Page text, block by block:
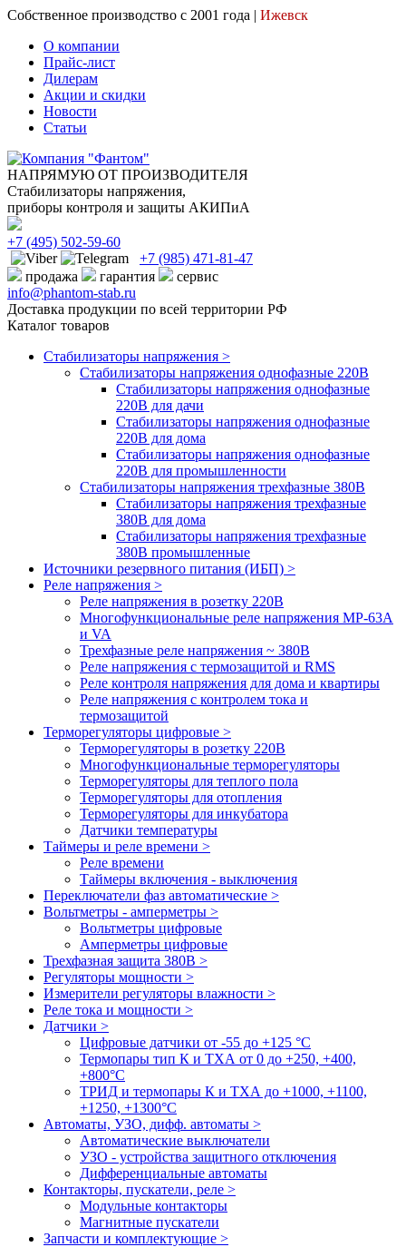
Собственное производство с 2001 года | Ижевск
О компании
Прайс-лист
Дилерам
Акции и скидки
Новости
Статьи
НАПРЯМУЮ ОТ ПРОИЗВОДИТЕЛЯ
Стабилизаторы напряжения,
приборы контроля и защиты АКИПиА
+7 (495) 502-59-60
+7 (985) 471-81-47
продажа
гарантия
сервис
info@phantom-stab.ru
Доставка продукции по всей территории РФ
Каталог товаров
Стабилизаторы напряжения >
Cтабилизаторы напряжения однофазные 220В
Стабилизаторы напряжения однофазные
220В для дачи
Стабилизаторы напряжения однофазные
220В для дома
Стабилизаторы напряжения однофазные
220В для промышленности
Стабилизаторы напряжения трехфазные 380В
Cтабилизаторы напряжения трехфазные
380В для дома
Стабилизаторы напряжения трехфазные
380В промышленные
Источники резервного питания (ИБП) >
Реле напряжения >
Реле напряжения в розетку 220В
Многофункциональные реле напряжения МР-63А
и VA
Трехфазные реле напряжения ~ 380В
Реле напряжения с термозащитой и RMS
Реле контроля напряжения для дома и квартиры
Реле напряжения с контролем тока и
термозащитой
Терморегуляторы цифровые >
Терморегуляторы в розетку 220В
Многофункциональные терморегуляторы
Терморегуляторы для теплого пола
Терморегуляторы для отопления
Терморегуляторы для инкубатора
Датчики температуры
Таймеры и реле времени >
Реле времени
Таймеры включения - выключения
Переключатели фаз автоматические >
Вольтметры - амперметры >
Вольтметры цифровые
Амперметры цифровые
Трехфазная защита 380В >
Регуляторы мощности >
Измерители регуляторы влажности >
Реле тока и мощности >
Датчики >
Цифровые датчики от -55 до +125 °С
Термопары тип К и ТХА от 0 до +250, +400,
+800°C
ТРИД и термопары К и ТХА до +1000, +1100,
+1250, +1300°C
Автоматы, УЗО, дифф. автоматы >
Автоматические выключатели
УЗО - устройства защитного отключения
Дифференциальные автоматы
Контакторы, пускатели, реле >
Модульные контакторы
Магнитные пускатели
Запчасти и комплектующие >